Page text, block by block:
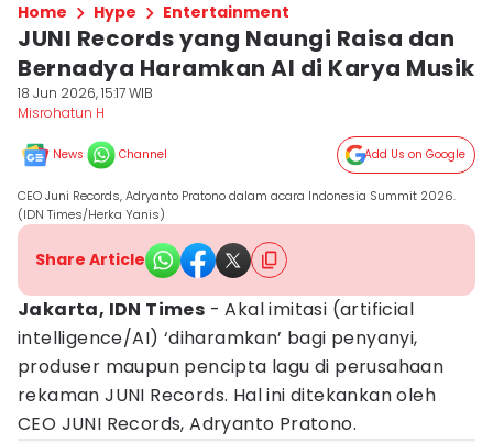
Home Hype Entertainment
JUNI Records yang Naungi Raisa dan
Bernadya Haramkan AI di Karya Musik
18 Jun 2026, 15:17 WIB
Misrohatun H
News Channel Add Us on Google
CEO Juni Records, Adryanto Pratono dalam acara Indonesia Summit 2026.
(IDN Times/Herka Yanis)
Share Article
Jakarta, IDN Times - Akal imitasi (artificial
intelligence/AI) ‘diharamkan’ bagi penyanyi,
produser maupun pencipta lagu di perusahaan
rekaman JUNI Records. Hal ini ditekankan oleh
CEO JUNI Records, Adryanto Pratono.